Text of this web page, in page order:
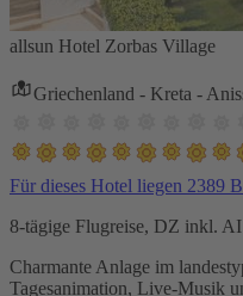
allsun Hotel Zorbas Village
Griechenland - Kreta -
Für dieses Hotel liegen 2389
8-tägige Flugreise, DZ inkl. AI
Charmante Anlage im
Tagesanimation, Live-Musik